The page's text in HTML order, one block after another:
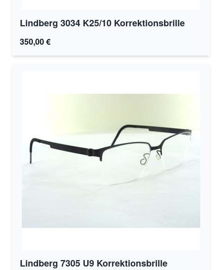
Lindberg 3034 K25/10 Korrektionsbrille
350,00 €
Lindberg 7305 U9 Korrektionsbrille